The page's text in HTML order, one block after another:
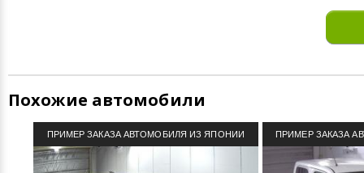
Похожие автомобили
ПРИМЕР ЗАКАЗА АВТОМОБИЛЯ ИЗ ЯПОНИИ ПРИМЕР ЗАКАЗА